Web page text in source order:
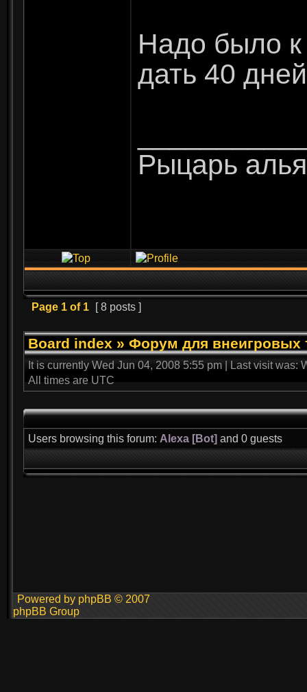
Надо было к
дать 40
Рыцарь
Page 1 of 1 [ 8 posts ]
Board index » Форум для внеигровых
It is currently Wed Jun 04, 2008 5:55 pm | Last visit was:
All times are UTC
Users browsing this forum: Alexa [Bot] and 0 guests
Powered by phpBB © 2007
phpBB Group